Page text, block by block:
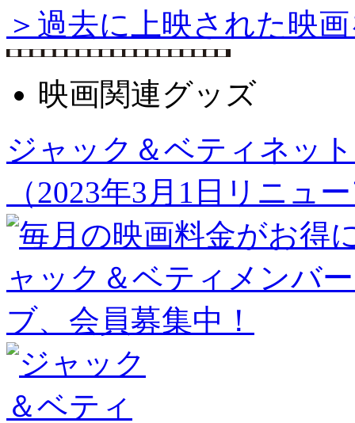
＞過去に上映された映
映画関連グッズ
ジャック＆ベティネッ
（2023年3月1日リニュ